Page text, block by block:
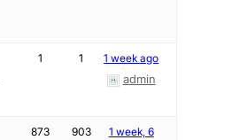
1 1 1 week ago
admin
873 903
1 week, 6